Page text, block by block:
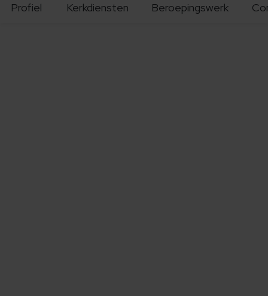
Profiel Kerkdiensten Beroepingswerk